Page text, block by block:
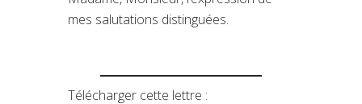
mes salutations distinguées.
Télécharger cette lettre :